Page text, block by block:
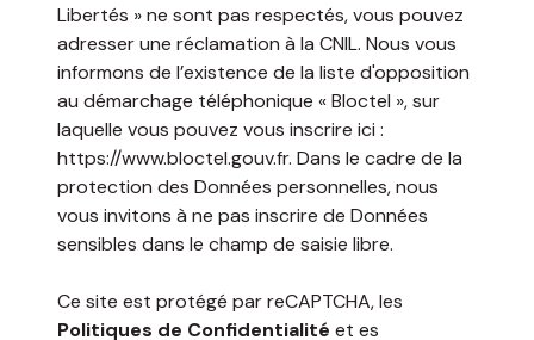
Libertés » ne sont pas respectés, vous pouvez
adresser une réclamation à la CNIL. Nous vous
informons de l’existence de la liste d'opposition
au démarchage téléphonique « Bloctel », sur
laquelle vous pouvez vous inscrire ici :
https://www.bloctel.gouv.fr. Dans le cadre de la
protection des Données personnelles, nous
vous invitons à ne pas inscrire de Données
sensibles dans le champ de saisie libre.
Ce site est protégé par reCAPTCHA, les
Politiques de Confidentialité et es